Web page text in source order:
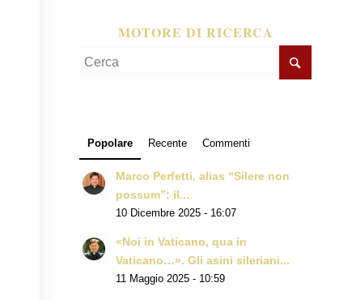
MOTORE DI RICERCA
Popolare Recente Commenti
Marco Perfetti, alias “Silere non
possum”: il...
10 Dicembre 2025 - 16:07
«Noi in Vaticano, qua in
Vaticano…». Gli asini sileriani...
11 Maggio 2025 - 10:59